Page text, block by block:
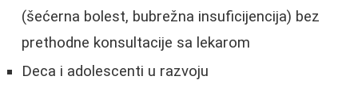
(šećerna bolest, bubrežna insuficijencija) bez
prethodne konsultacije sa lekarom
Deca i adolescenti u razvoju